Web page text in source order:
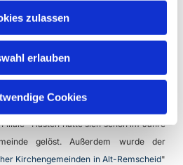
zulassen
erlauben
Cookies
Jahre später, nachdem die neue
Kirche im Rheinland (1952)
mit mehr als fünf Pfarrstellen
die Lutherkirchengemeinde und die
Hasten hatte sich schon im Jahre
gelöst. Außerdem wurde der
Kirchengemeinden in Alt-Remscheid"